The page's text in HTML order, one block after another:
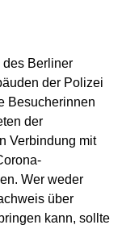
des Berliner
der Polizei
Besucherinnen
der
Verbindung mit
Wer weder
über
kann, sollte